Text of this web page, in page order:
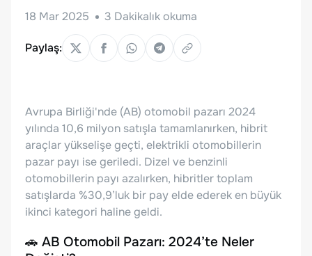
18 Mar 2025 3 Dakikalık okuma
Paylaş:
Avrupa Birliği'nde (AB) otomobil pazarı 2024
yılında 10,6 milyon satışla tamamlanırken, hibrit
araçlar yükselişe geçti, elektrikli otomobillerin
pazar payı ise geriledi. Dizel ve benzinli
otomobillerin payı azalırken, hibritler toplam
satışlarda %30,9’luk bir pay elde ederek en büyük
ikinci kategori haline geldi.
🚗 AB Otomobil Pazarı: 2024’te Neler